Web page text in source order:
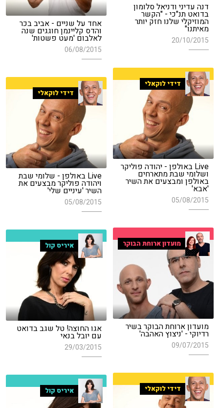
דנה עדיני ודניאל סלומון
בדואט תנ"כי - "הקשר
המוזיקלי שלנו חזק יותר
מאיתנו"
20/10/2015
אחד על שניים - אביב בכר
והדס קליינמן חוגגים שנה
לאלבום 'מעט פשטות'
06/08/2015
דידי לוקאלי
Live באולפן - יהודה פוליקר
ושלומי שבת מתארחים
באולפן ומבצעים את השיר
'אבא'
05/08/2015
דידי לוקאלי
Live באולפן - שלומי שבת
ויהודה פוליקר מבצעים את
השיר 'עיניים שלי'
05/08/2015
מועדון ארוחת הבוקר
מועדון ארוחת הבוקר בשיר
רדיוקי - 'ניצוץ האהבה'
09/07/2015
איריס קול
אגו החוצה! טל שגב בדואט
עם יובל בנאי
29/03/2015
דידי לוקאלי איריס קול